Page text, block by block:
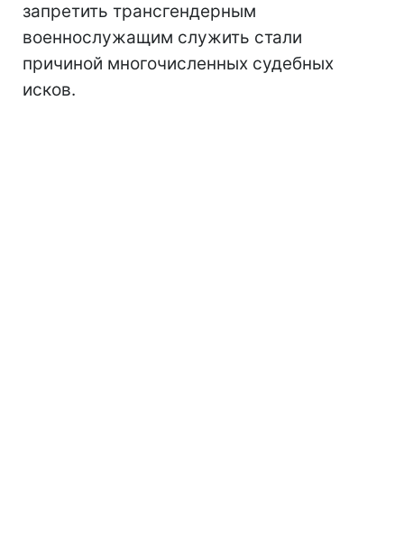
запретить трансгендерным
военнослужащим служить стали
причиной многочисленных судебных
исков.